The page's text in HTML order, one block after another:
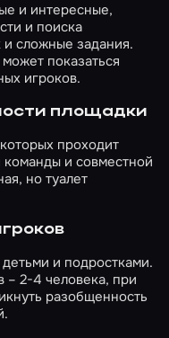
и интересные,
и поиска
и сложные задания.
показаться
игроков.
площадки
проходит
команды и совместной
но туалет
и подростками.
– 2-4 человека, при
разобщенность